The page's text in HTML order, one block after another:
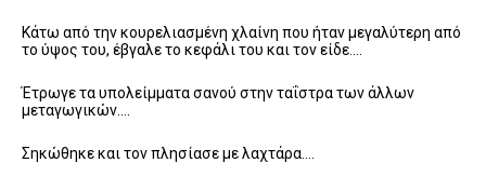
Κάτω από την κουρελιασμένη χλαίνη που ήταν μεγαλύτερη από
το ύψος του, έβγαλε το κεφάλι του και τον είδε….
Έτρωγε τα υπολείμματα σανού στην ταΐστρα των άλλων
μεταγωγικών….
Σηκώθηκε και τον πλησίασε με λαχτάρα….